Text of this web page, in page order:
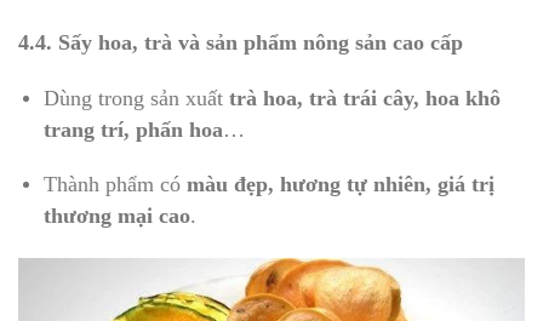
4.4. Sấy hoa, trà và sản phẩm nông sản cao cấp
Dùng trong sản xuất trà hoa, trà trái cây, hoa khô
trang trí, phấn hoa…
Thành phẩm có màu đẹp, hương tự nhiên, giá trị
thương mại cao.